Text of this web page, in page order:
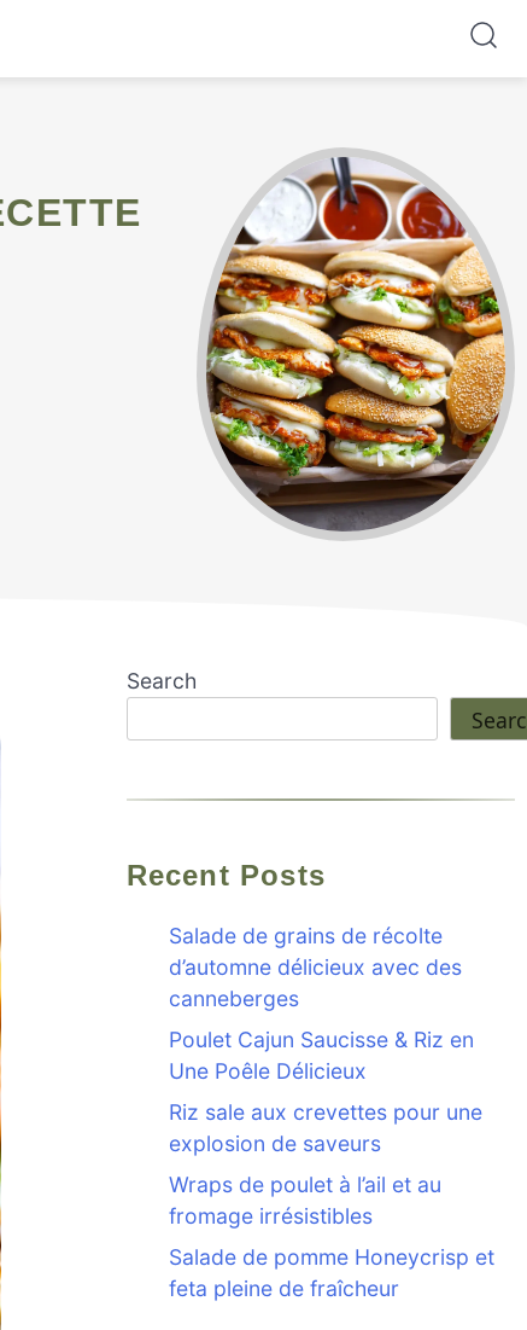
Search
Recent Posts
Salade de grains de récolte
d’automne délicieux avec des
canneberges
Poulet Cajun Saucisse & Riz en
Une Poêle Délicieux
Riz sale aux crevettes pour une
explosion de saveurs
Wraps de poulet à l’ail et au
fromage irrésistibles
Salade de pomme Honeycrisp et
feta pleine de fraîcheur